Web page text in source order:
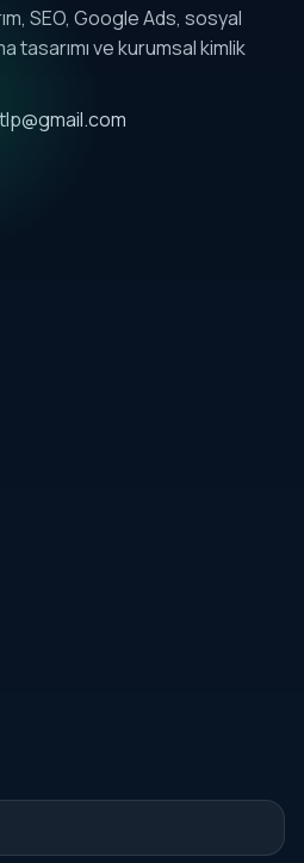
SEO, Google Ads, sosyal
tasarımı ve kurumsal kimlik